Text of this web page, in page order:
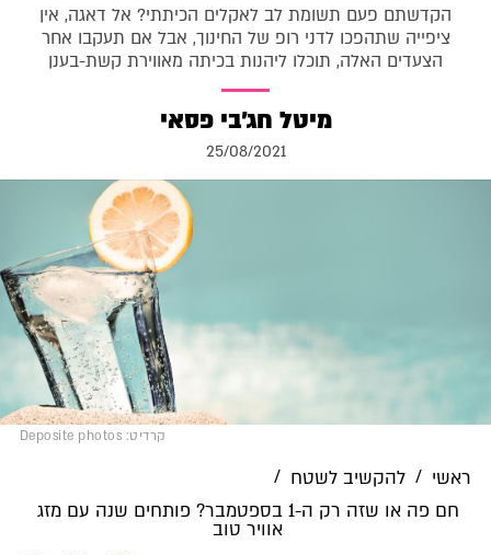
הקדשתם פעם תשומת לב לאקלים הכיתתי? אל דאגה, אין
ציפייה שתהפכו לדני רופ של החינוך, אבל אם תעקבו אחר
הצעדים האלה, תוכלו ליהנות בכיתה מאווירת קשת-בענן
מיטל חג'בי פסאי
25/08/2021
קרדיט: Deposite photos
ראשי / להקשיב לשטח /
חם פה או שזה רק ה-1 בספטמבר? פותחים שנה עם מזג
אוויר טוב